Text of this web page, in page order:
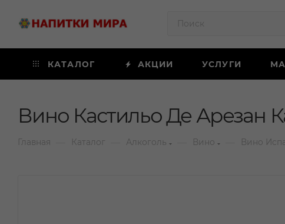
КАТАЛОГ АКЦИИ УСЛУГИ
Вино Кастильо Де Арезан
Главная Каталог Алкоголь Вино Вино